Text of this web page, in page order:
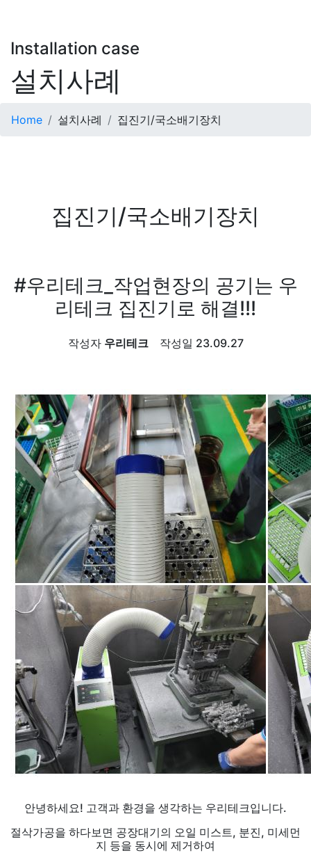
Installation case
설치사례
Home 설치사례 집진기/국소배기장치
집진기/국소배기장치
본문
#우리테크_작업현장의 공기는 우
리테크 집진기로 해결!!!
작성자 우리테크 작성일 23.09.27
안녕하세요! 고객과 환경을 생각하는 우리테크입니다.
절삭가공을 하다보면 공장대기의 오일 미스트, 분진, 미세먼
지 등을 동시에 제거하여